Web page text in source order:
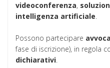
videoconferenza,
intelligenza artificiale.
Possono partecipare
fase di iscrizione), in regola
dichiarativi.